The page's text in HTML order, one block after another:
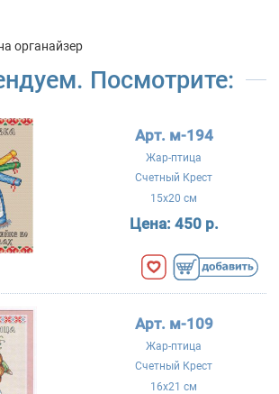
органайзер
Посмотрите:
Арт. м-194
Жар-птица
Счетный Крест
15x20 см
Цена: 450 р.
Арт. м-109
Жар-птица
Счетный Крест
16x21 см